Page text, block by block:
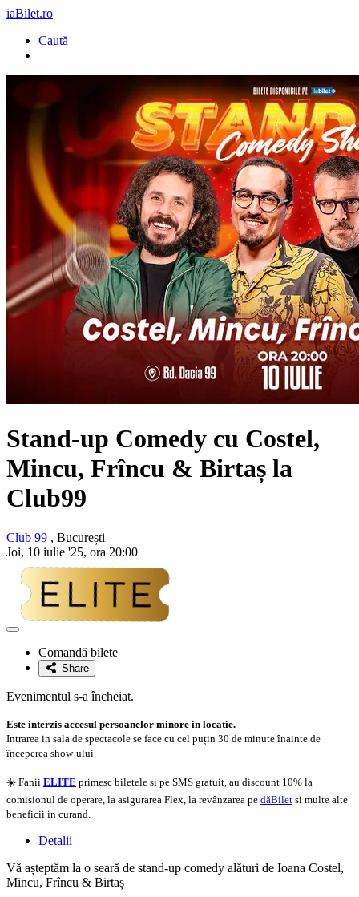
iaBilet.ro
Caută
Stand-up Comedy cu Costel,
Mincu, Frîncu & Birtaș la
Club99
Club 99 , București
Joi, 10 iulie '25, ora 20:00
Adaugă
favoriteComandă bilete
Share
Evenimentul s-a încheiat.
Este interzis accesul persoanelor minore in locatie.
Intrarea in sala de spectacole se face cu cel puțin 30 de minute înainte de
începerea show-ului.
☀️ Fanii ELITE primesc biletele si pe SMS gratuit, au discount 10% la
comisionul de operare, la asigurarea Flex, la revânzarea pe dăBilet si multe alte
beneficii in curand.
Detalii
Vă așteptăm la o seară de stand-up comedy alături de Ioana Costel,
Mincu, Frîncu & Birtaș